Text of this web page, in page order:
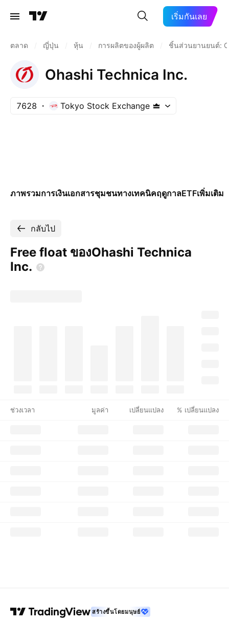
เริ่มกันเลย
ตลาด ญี่ปุ่น หุ้น การผลิตของผู้ผลิต ชิ้นส่วนยานยนต์:
Ohashi Technica Inc.
7628 Tokyo Stock Exchange
ภาพรวมการเงินเอกสารชุมชนทางเทคนิคฤดูกาลETFเพิ่มเติม
กลับไป
Free float ของOhashi Technica
Inc.
ช่วงเวลา มูลค่า เปลี่ยนแปลง % เปลี่ยนแปลง
สร้างขึ้นโดยมนุษย์